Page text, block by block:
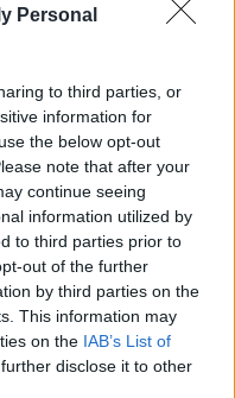
Personal
to third parties, or
information for
the below opt-out
note that after your
continue seeing
information utilized by
to third parties prior to
out of the further
by third parties on the
This information may
on the IAB’s List of
disclose it to other